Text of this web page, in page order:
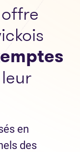
en
des